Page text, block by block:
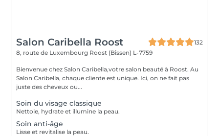
Salon Caribella Roost
132
8, route de Luxembourg Roost (Bissen) L-7759
Bienvenue chez Salon Caribella,votre salon beauté à Roost. Au
Salon Caribella, chaque cliente est unique. Ici, on ne fait pas
juste des cheveux ou...
Soin du visage classique
Nettoie, hydrate et illumine la peau.
Soin anti-âge
Lisse et revitalise la peau.